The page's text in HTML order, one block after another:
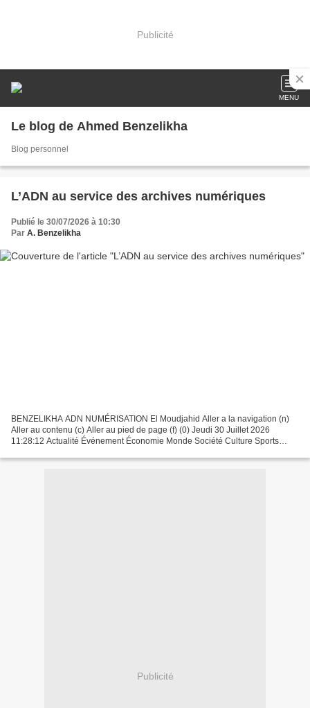
Publicité
MENU
Le blog de Ahmed Benzelikha
Blog personnel
L’ADN au service des archives numériques
Publié le 30/07/2026 à 10:30
Par A. Benzelikha
BENZELIKHA ADN NUMÉRISATION El Moudjahid Aller a la navigation (n)
Aller au contenu (c) Aller au pied de page (f) (0) Jeudi 30 Juillet 2026
11:28:12 Actualité Événement Économie Monde Société Culture Sports
Publicité